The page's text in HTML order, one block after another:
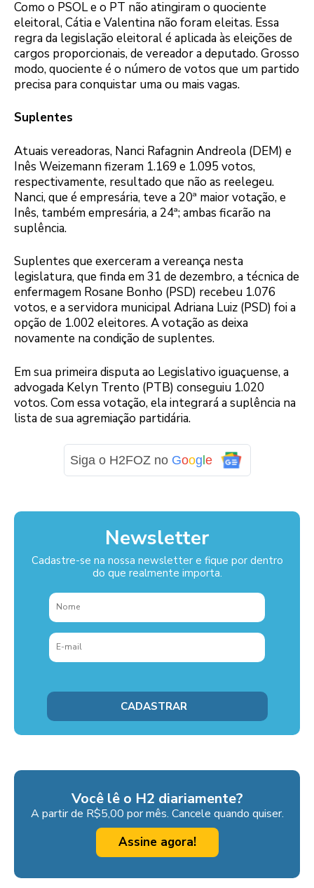
Como o PSOL e o PT não atingiram o quociente
eleitoral, Cátia e Valentina não foram eleitas. Essa
regra da legislação eleitoral é aplicada às eleições de
cargos proporcionais, de vereador a deputado. Grosso
modo, quociente é o número de votos que um partido
precisa para conquistar uma ou mais vagas.
Suplentes
Atuais vereadoras, Nanci Rafagnin Andreola (DEM) e
Inês Weizemann fizeram 1.169 e 1.095 votos,
respectivamente, resultado que não as reelegeu.
Nanci, que é empresária, teve a 20ª maior votação, e
Inês, também empresária, a 24ª; ambas ficarão na
suplência.
Suplentes que exerceram a vereança nesta
legislatura, que finda em 31 de dezembro, a técnica de
enfermagem Rosane Bonho (PSD) recebeu 1.076
votos, e a servidora municipal Adriana Luiz (PSD) foi a
opção de 1.002 eleitores. A votação as deixa
novamente na condição de suplentes.
Em sua primeira disputa ao Legislativo iguaçuense, a
advogada Kelyn Trento (PTB) conseguiu 1.020
votos. Com essa votação, ela integrará a suplência na
lista de sua agremiação partidária.
Siga o H2FOZ no Goog e
Newsletter
Cadastre-se na nossa newsletter e fique por dentro
do que realmente importa.
Você lê o H2 diariamente?
A partir de R$5,00 por mês. Cancele quando quiser.
Assine agora!